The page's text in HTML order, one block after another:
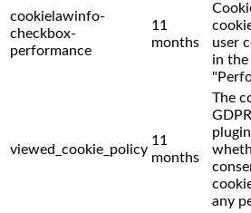
cookielawinfo-
checkbox-
performance
11
months
user
in the
viewed_cookie_policy
11
months
The
any